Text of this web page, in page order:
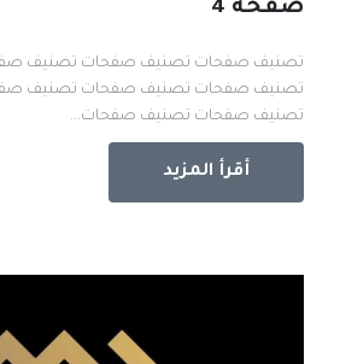
صفحة 4
تصنيف صفحات تصنيف صفحات تصنيف
تصنيف صفحات تصنيف صفحات تصنيف
تصنيف صفحات تصنيف صفحات...
أقرأ المزيد